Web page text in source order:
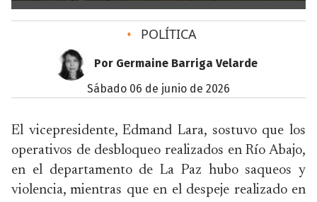
• POLÍTICA
Por Germaine Barriga Velarde
sábado 06 de junio de 2026
El vicepresidente, Edmand Lara, sostuvo que los
operativos de desbloqueo realizados en Río Abajo,
en el departamento de La Paz hubo saqueos y
violencia, mientras que en el despeje realizado en